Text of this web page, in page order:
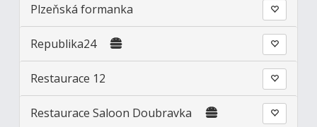
Plzeňská formanka
Republika24
Restaurace 12
Restaurace Saloon Doubravka